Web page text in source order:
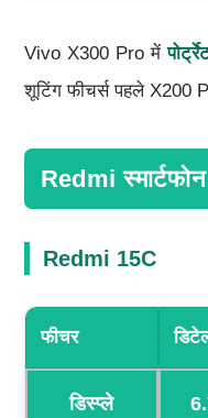
Vivo X300 Pro में
शूटिंग फीचर्स पहले X200
Redmi
Redmi 15C
फीचर
डिस्प्ले